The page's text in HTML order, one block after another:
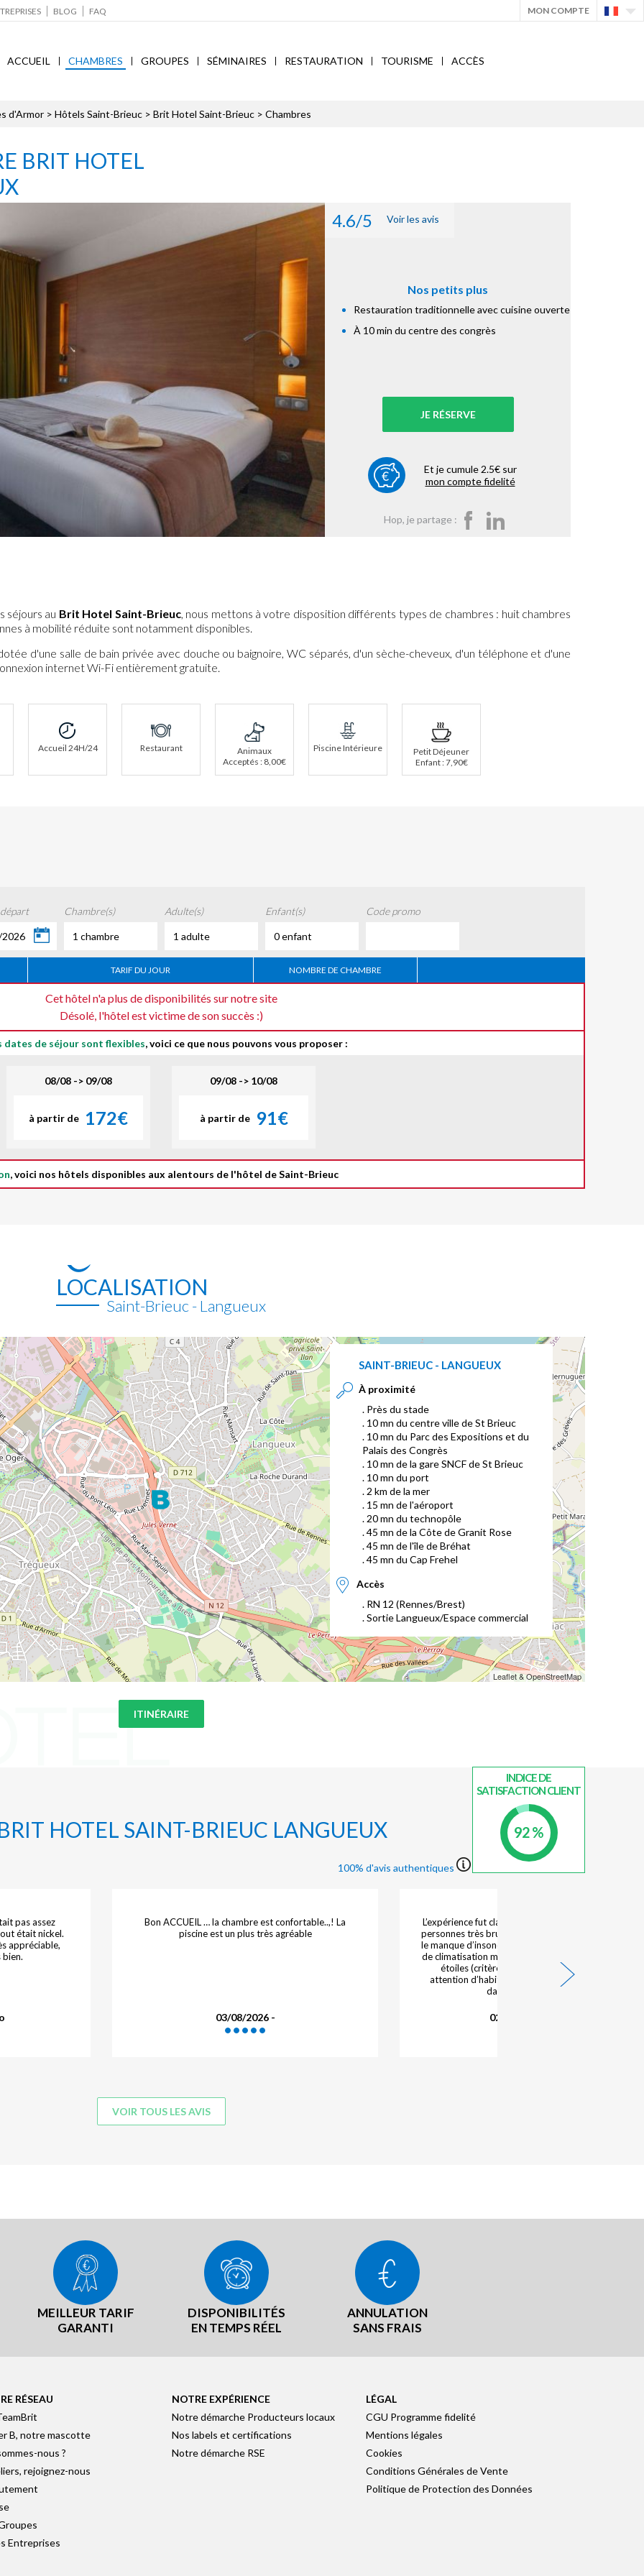
BLOG FAQ MON COMPTE
ACCUEIL CHAMBRES GROUPES SÉMINAIRES RESTAURATION TOURISME ACCÈS
d'Armor > Hôtels Saint-Brieuc > Brit Hotel Saint-Brieuc > Chambres
BRIT HOTEL
4.6/5 Voir les avis
Nos petits plus
Restauration traditionnelle avec cuisine ouverte
À 10 min du centre des congrès
JE RÉSERVE
Et je cumule 2.5€ sur
mon compte fidelité
Hop, je partage :
séjours au Brit Hotel Saint-Brieuc, nous mettons à votre disposition différents types de chambres : huit chambres
à mobilité réduite sont notamment disponibles.
d'une salle de bain privée avec douche ou baignoire, WC séparés, d'un sèche-cheveux, d'un téléphone et d'une
internet Wi-Fi entièrement gratuite.
Accueil 24H/24 Restaurant
Animaux
Acceptés : 8,00€
Piscine Intérieure
Petit Déjeuner
Enfant : 7,90€
Chambre(s)
1 chambre
Adulte(s)
1 adulte
Enfant(s)
0 enfant
Code promo
TARIF DU JOUR NOMBRE DE CHAMBRE
Cet hôtel n'a plus de disponibilités sur notre site
Désolé, l'hôtel est victime de son succès :)
dates de séjour sont flexibles, voici ce que nous pouvons vous proposer :
08/08 -> 09/08
à partir de 172€
09/08 -> 10/08
à partir de 91€
, voici nos hôtels disponibles aux alentours de l'hôtel de Saint-Brieuc
LOCALISATION
Saint-Brieuc - Langueux
Leaflet & OpenStreetMap
ITINÉRAIRE
SAINT-BRIEUC - LANGUEUX
À proximité
. Près du stade
. 10 mn du centre ville de St Brieuc
. 10 mn du Parc des Expositions et du
Palais des Congrès
. 10 mn de la gare SNCF de St Brieuc
. 10 mn du port
. 2 km de la mer
. 15 mn de l'aéroport
. 20 mn du technopôle
. 45 mn de la Côte de Granit Rose
. 45 mn de l'île de Bréhat
. 45 mn du Cap Frehel
Accès
. RN 12 (Rennes/Brest)
. Sortie Langueux/Espace commercial
HOTEL SAINT-BRIEUC LANGUEUX
100% d'avis authentiques
INDICE DE
SATISFACTION CLIENT
92 %
pas assez
était nickel.
appréciable,
Bon ACCUEIL … la chambre est confortable..,! La
piscine est un plus très agréable
03/08/2026 -
L’expérience fut clairement gâchée par la présence de
personnes très bruyantes à côté de notre chambre et
le manque d’insonorisation des chambres. Le manque
de climatisation m’a également étonnée pour un trois
étoiles (critère auquel je ne prête même plus
attention d’habitude car toujours présente même
dans les deux étoiles).
02/08/2026 - Mary
VOIR TOUS LES AVIS
MEILLEUR TARIF
GARANTI
DISPONIBILITÉS
EN TEMPS RÉEL
ANNULATION
SANS FRAIS
RÉSEAU
B, notre mascotte
nous ?
rejoignez-nous
Entreprises
NOTRE EXPÉRIENCE
Notre démarche Producteurs locaux
Nos labels et certifications
Notre démarche RSE
LÉGAL
CGU Programme fidelité
Mentions légales
Cookies
Conditions Générales de Vente
Politique de Protection des Données